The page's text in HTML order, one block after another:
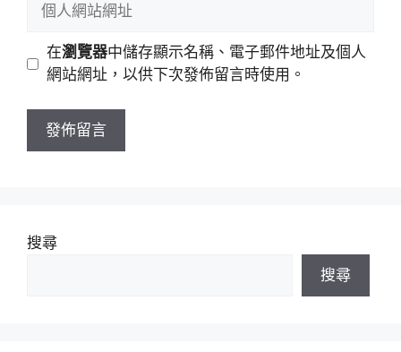
址
站
址
在瀏覽器中儲存顯示名稱、電子郵件地址及個人
網站網址，以供下次發佈留言時使用。
搜尋
搜尋